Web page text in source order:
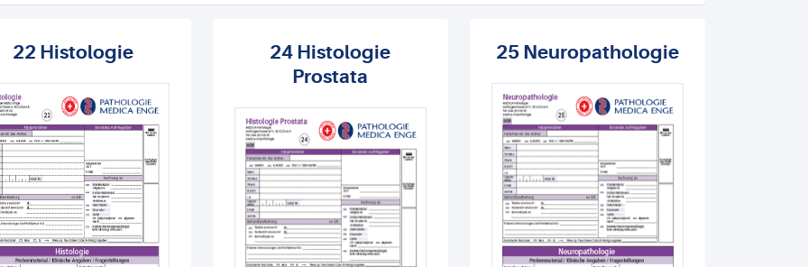
22 Histologie
24 Histologie
Prostata
25 Neuropathologie